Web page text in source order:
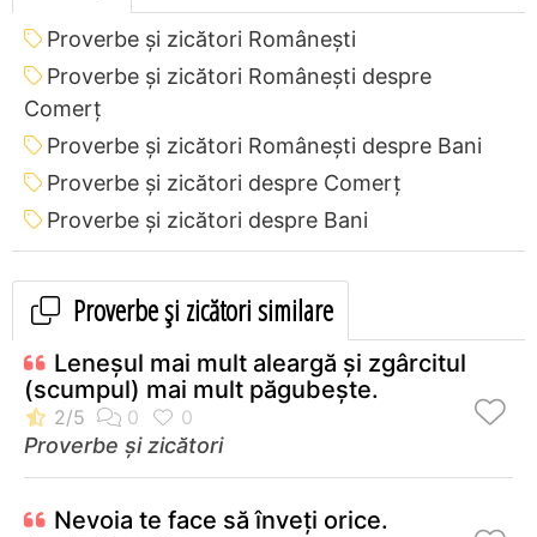
Proverbe și zicători Româneşti
Proverbe și zicători Româneşti despre
Comerț
Proverbe și zicători Româneşti despre Bani
Proverbe și zicători despre Comerț
Proverbe și zicători despre Bani
Proverbe și zicători similare
Leneșul mai mult aleargă și zgârcitul
(scumpul) mai mult păgubește.
Proverbe și zicători
Nevoia te face să înveţi orice.